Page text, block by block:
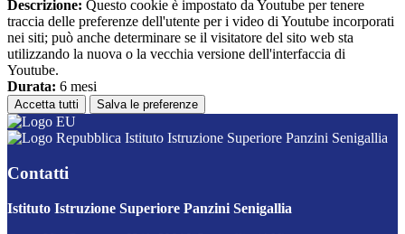
Descrizione: Questo cookie è impostato da Youtube per tenere
traccia delle preferenze dell'utente per i video di Youtube incorporati
nei siti; può anche determinare se il visitatore del sito web sta
utilizzando la nuova o la vecchia versione dell'interfaccia di
Youtube.
Durata: 6 mesi
Accetta tutti Salva le preferenze
Istituto Istruzione Superiore Panzini Senigallia
Contatti
Istituto Istruzione Superiore Panzini Senigallia